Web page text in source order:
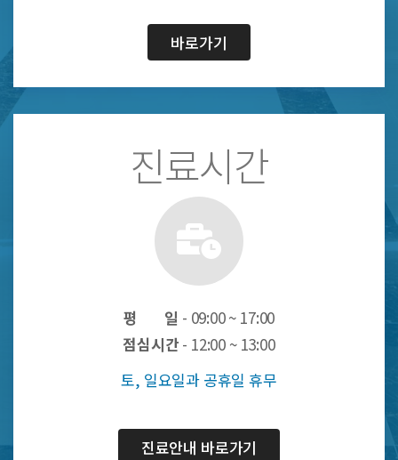
바로가기
진료시간
평 일 - 09:00 ~ 17:00
점심시간 - 12:00 ~ 13:00
토, 일요일과 공휴일 휴무
진료안내 바로가기